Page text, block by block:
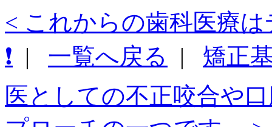
< これからの歯科医療
❗️ | 一覧へ戻る | 矯正
医としての不正咬合や